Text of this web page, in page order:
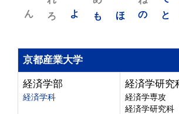
と
の
ほ
も
よ
ろ
ん
京都産業大学
経済学部
経済学科
経済学研究
経済学専攻
経済学研究科